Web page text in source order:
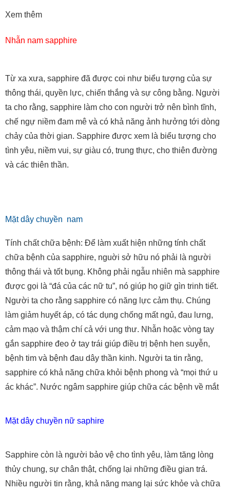
Xem thêm
Nhẫn nam sapphire
Từ xa xưa, sapphire đã được coi như biểu tượng của sự
thông thái, quyền lực, chiến thắng và sự công bằng. Người
ta cho rằng, sapphire làm cho con người trở nên bình tĩnh,
chế ngự niềm đam mê và có khả năng ảnh hưởng tới dòng
chảy của thời gian. Sapphire được xem là biểu tượng cho
tình yêu, niềm vui, sự giàu có, trung thực, cho thiên đường
và các thiên thần.
Mặt dây chuyền nam
Tính chất chữa bệnh: Để làm xuất hiện những tính chất
chữa bệnh của sapphire, nguời sở hữu nó phải là người
thông thái và tốt bụng. Không phải ngẫu nhiên mà sapphire
được gọi là “đá của các nữ tu”, nó giúp họ giữ gìn trinh tiết.
Người ta cho rằng sapphire có năng lực cảm thụ. Chúng
làm giảm huyết áp, có tác dụng chống mất ngủ, đau lưng,
cảm mạo và thậm chí cả với ung thư. Nhẫn hoặc vòng tay
gắn sapphire đeo ở tay trái giúp điều trị bệnh hen suyễn,
bệnh tim và bệnh đau dây thần kinh. Người ta tin rằng,
sapphire có khả năng chữa khỏi bệnh phong và “mọi thứ u
ác khác”. Nước ngâm sapphire giúp chữa các bệnh về mắt
Mặt dây chuyền nữ saphire
Sapphire còn là người bảo vệ cho tình yêu, làm tăng lòng
thủy chung, sự chân thật, chống lại những điều gian trá.
Nhiều người tin rằng, khả năng mang lại sức khỏe và chữa